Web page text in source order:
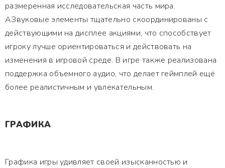
размеренная исследовательская часть мира.
АЗвуковые элементы тщательно скоординированы с
действующими на дисплее акциями, что способствует
игроку лучше ориентироваться и действовать на
изменения в игровой среде. В игре также реализована
поддержка объемного аудио, что делает геймплей ещё
более реалистичным и увлекательным.
ГРАФИКА
Графика игры удивляет своей изысканностью и